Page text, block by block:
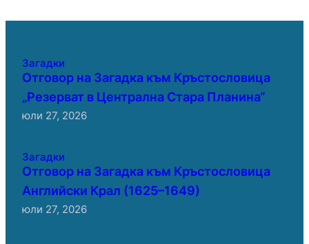
Загадки
Отговор на Загадка към Кръстословица
„Резерват в Централна Стара Планина“
юли 27, 2026
Загадки
Отговор на Загадка към Кръстословица
Английски Крал (1625–1649)
юли 27, 2026